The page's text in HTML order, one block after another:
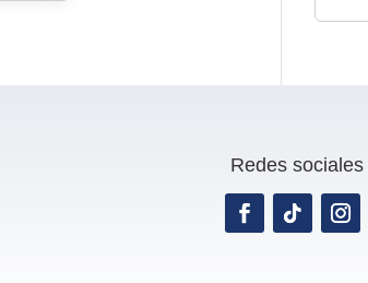
Redes sociales